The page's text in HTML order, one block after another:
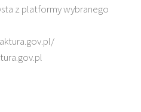
z platformy wybranego